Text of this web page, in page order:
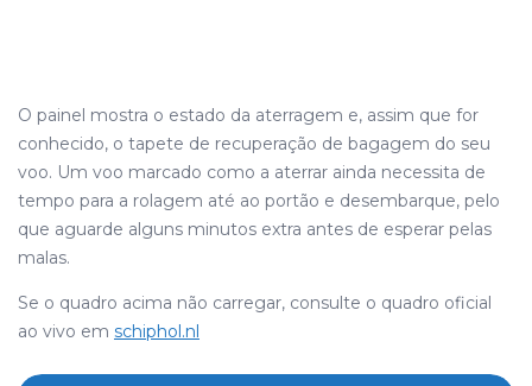
O painel mostra o estado da aterragem e, assim que for
conhecido, o tapete de recuperação de bagagem do seu
voo. Um voo marcado como a aterrar ainda necessita de
tempo para a rolagem até ao portão e desembarque, pelo
que aguarde alguns minutos extra antes de esperar pelas
malas.
Se o quadro acima não carregar, consulte o quadro oficial
ao vivo em schiphol.nl